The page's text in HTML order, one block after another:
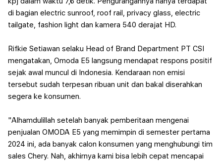
di bagian electric sunroof, roof rail, privacy glass, electric
tailgate, fashion light dan kamera 540 derajat HD.
Rifkie Setiawan selaku Head of Brand Department PT CSI
mengatakan, Omoda E5 langsung mendapat respons positif
sejak awal muncul di Indonesia. Kendaraan non emisi
tersebut sudah terpesan ribuan unit dan bakal diserahkan
segera ke konsumen.
"Alhamdulillah setelah banyak pemberitaan mengenai
penjualan OMODA E5 yang memimpin di semester pertama
2024 ini, ada banyak calon konsumen yang menghubungi tim
sales Chery. Nah, akhirnya kami bisa lebih cepat mencapai